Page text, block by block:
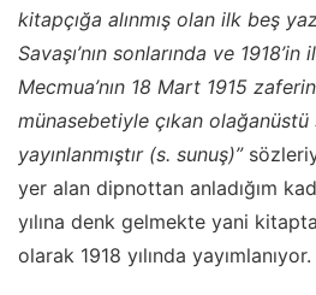
kitapçığa alınmış olan ilk beş
Savaşı’nın sonlarında ve 1918’in
Mecmua’nın 18 Mart 1915
münasebetiyle çıkan olağanüstü
yayınlanmıştır (s. sunuş)”
yer alan dipnottan anladığım
yılına denk gelmekte yani
olarak 1918 yılında yayımlanıyor.